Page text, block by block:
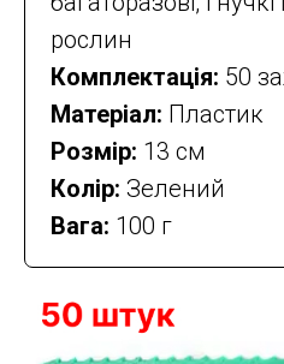
рослин
Комплектація: 50
Матеріал: Пластик
Розмір: 13 см
Колір: Зелений
Вага: 100 г